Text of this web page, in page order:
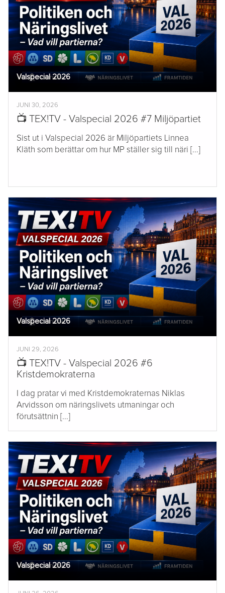
Valspecial 2026
JUNI 30, 2026
📺 TEX!TV - Valspecial 2026 #7 Miljöpartiet
Sist ut i Valspecial 2026 är Miljöpartiets Linnea
Kläth som berättar om hur MP ställer sig till näri [...]
Valspecial 2026
JUNI 29, 2026
📺 TEX!TV - Valspecial 2026 #6
Kristdemokraterna
I dag pratar vi med Kristdemokraternas Niklas
Arvidsson om näringslivets utmaningar och
förutsättnin [...]
Valspecial 2026